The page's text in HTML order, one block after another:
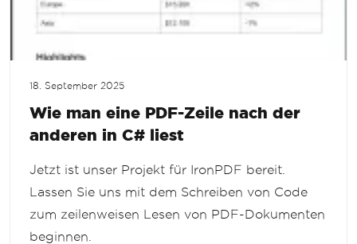
18. September 2025
Wie man eine PDF-Zeile nach der
anderen in C# liest
Jetzt ist unser Projekt für IronPDF bereit.
Lassen Sie uns mit dem Schreiben von Code
zum zeilenweisen Lesen von PDF-Dokumenten
beginnen.